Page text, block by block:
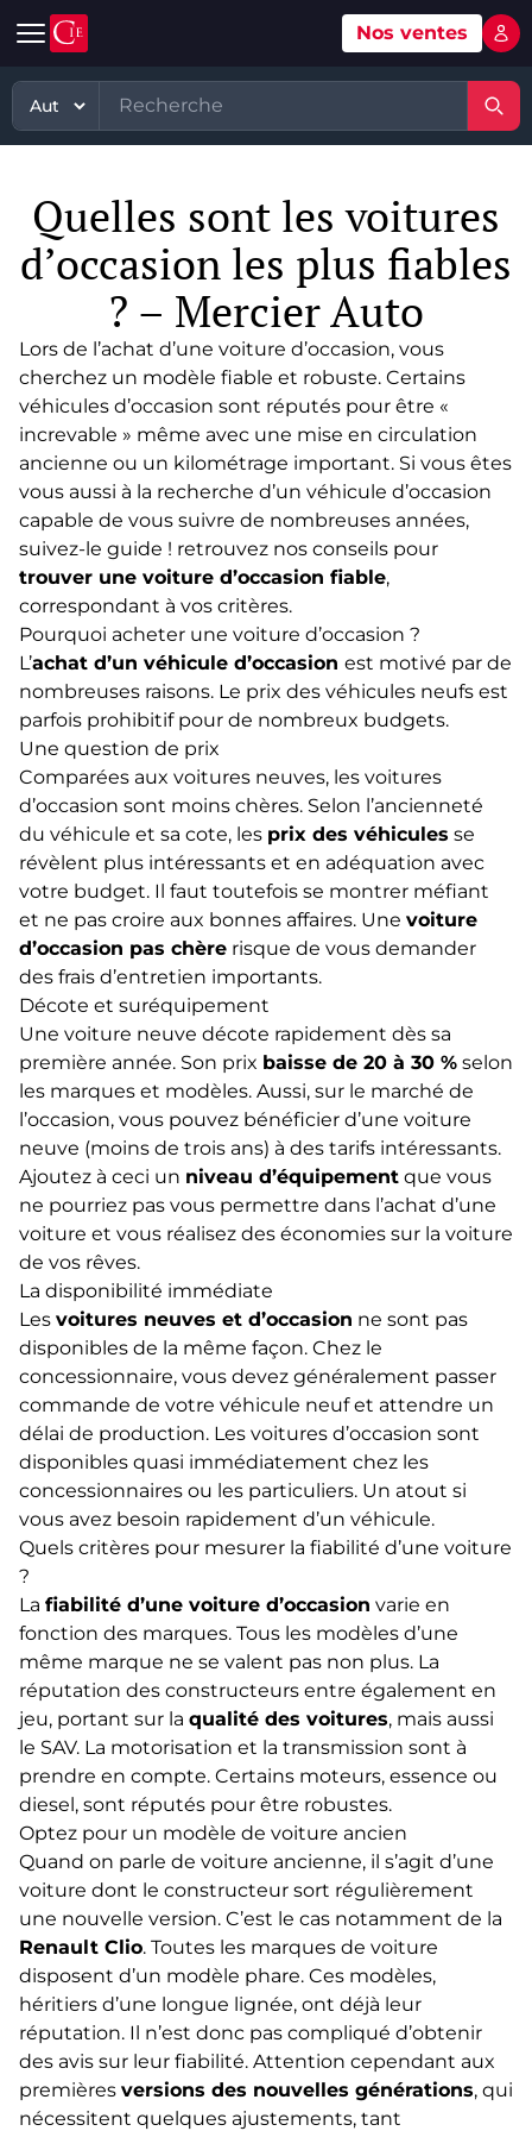
Automobile
Voitures d'occasion
Véhicules tout terrain et 4x4 d'occasion
Motos et quads d'occasion
Voitures de luxe d'occasion
Véhicules utilitaires d'occasion
Grande vente mobilier objets
Ventes XXème
Vente courante hebdo
Bijoux & Mode
Vins & Spiritueux
Spécialités
Matériel, équipement
Matériel professionnel
Stock et marchandises neuves et
d’occasions
Usines & industries
Biens incorporels
TP
PL
Divers
Nos ventes
Quelles sont les voitures
d’occasion les plus fiables
? – Mercier Auto
Lors de l’achat d’une voiture d’occasion, vous
cherchez un modèle fiable et robuste. Certains
véhicules d’occasion sont réputés pour être «
increvable » même avec une mise en circulation
ancienne ou un kilométrage important. Si vous êtes
vous aussi à la recherche d’un véhicule d’occasion
capable de vous suivre de nombreuses années,
suivez-le guide ! retrouvez nos conseils pour
trouver une voiture d’occasion fiable,
correspondant à vos critères.
Pourquoi acheter une voiture d’occasion ?
L’achat d’un véhicule d’occasion est motivé par de
nombreuses raisons. Le prix des véhicules neufs est
parfois prohibitif pour de nombreux budgets.
Une question de prix
Comparées aux voitures neuves, les voitures
d’occasion sont moins chères. Selon l’ancienneté
du véhicule et sa cote, les prix des véhicules se
révèlent plus intéressants et en adéquation avec
votre budget. Il faut toutefois se montrer méfiant
et ne pas croire aux bonnes affaires. Une voiture
d’occasion pas chère risque de vous demander
des frais d’entretien importants.
Décote et suréquipement
Une voiture neuve décote rapidement dès sa
première année. Son prix baisse de 20 à 30 % selon
les marques et modèles. Aussi, sur le marché de
l’occasion, vous pouvez bénéficier d’une voiture
neuve (moins de trois ans) à des tarifs intéressants.
Ajoutez à ceci un niveau d’équipement que vous
ne pourriez pas vous permettre dans l’achat d’une
voiture et vous réalisez des économies sur la voiture
de vos rêves.
La disponibilité immédiate
Les voitures neuves et d’occasion ne sont pas
disponibles de la même façon. Chez le
concessionnaire, vous devez généralement passer
commande de votre véhicule neuf et attendre un
délai de production. Les voitures d’occasion sont
disponibles quasi immédiatement chez les
concessionnaires ou les particuliers. Un atout si
vous avez besoin rapidement d’un véhicule.
Quels critères pour mesurer la fiabilité d’une voiture
?
La fiabilité d’une voiture d’occasion varie en
fonction des marques. Tous les modèles d’une
même marque ne se valent pas non plus. La
réputation des constructeurs entre également en
jeu, portant sur la qualité des voitures, mais aussi
le SAV. La motorisation et la transmission sont à
prendre en compte. Certains moteurs, essence ou
diesel, sont réputés pour être robustes.
Optez pour un modèle de voiture ancien
Quand on parle de voiture ancienne, il s’agit d’une
voiture dont le constructeur sort régulièrement
une nouvelle version. C’est le cas notamment de la
Renault Clio. Toutes les marques de voiture
disposent d’un modèle phare. Ces modèles,
héritiers d’une longue lignée, ont déjà leur
réputation. Il n’est donc pas compliqué d’obtenir
des avis sur leur fiabilité. Attention cependant aux
premières versions des nouvelles générations, qui
nécessitent quelques ajustements, tant